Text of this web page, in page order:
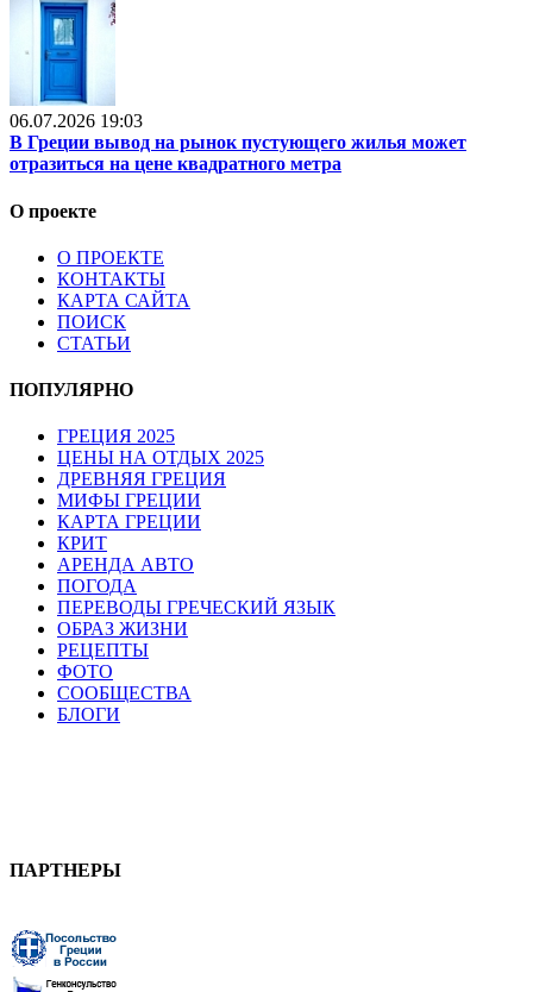
06.07.2026 19:03
В Греции вывод на рынок пустующего жилья может
отразиться на цене квадратного метра
О проекте
О ПРОЕКТЕ
КОНТАКТЫ
КАРТА САЙТА
ПОИСК
СТАТЬИ
ПОПУЛЯРНО
ГРЕЦИЯ 2025
ЦЕНЫ НА ОТДЫХ 2025
ДРЕВНЯЯ ГРЕЦИЯ
МИФЫ ГРЕЦИИ
КАРТА ГРЕЦИИ
КРИТ
АРЕНДА АВТО
ПОГОДА
ПЕРЕВОДЫ ГРЕЧЕСКИЙ ЯЗЫК
ОБРАЗ ЖИЗНИ
РЕЦЕПТЫ
ФОТО
СООБЩЕСТВА
БЛОГИ
ПАРТНЕРЫ